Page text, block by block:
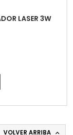
LASER 3W
VOLVER ARRIBA 